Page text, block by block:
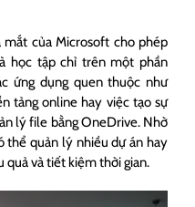
của Microsoft cho phép
học tập chỉ trên một phần
ứng dụng quen thuộc như
tảng online hay việc tạo sự
lý file bằng OneDrive. Nhờ
thể quản lý nhiều dự án hay
và tiết kiệm thời gian.